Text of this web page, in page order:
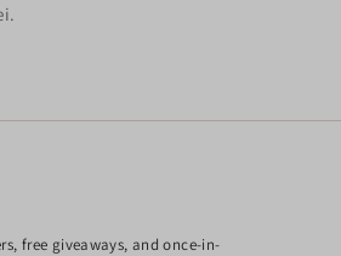
free giveaways, and once-in-